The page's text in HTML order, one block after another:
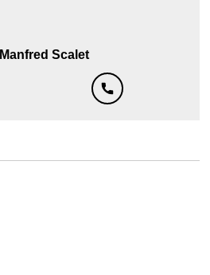
Manfred Scalet